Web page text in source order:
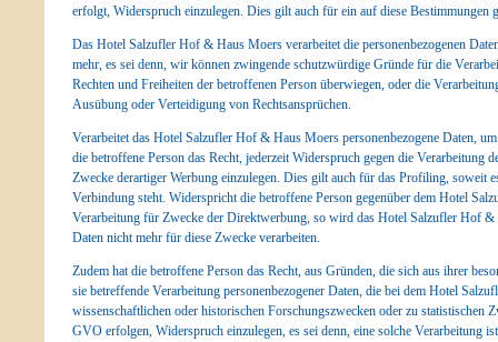
erfolgt, Widerspruch einzulegen. Dies gilt auch für ein auf diese Bestimmungen
Das Hotel Salzufler Hof & Haus Moers verarbeitet die personenbezogenen
mehr, es sei denn, wir können zwingende schutzwürdige Gründe für die
Rechten und Freiheiten der betroffenen Person überwiegen, oder die
Ausübung oder Verteidigung von Rechtsansprüchen.
Verarbeitet das Hotel Salzufler Hof & Haus Moers personenbezogene Daten,
die betroffene Person das Recht, jederzeit Widerspruch gegen die Verarbeitung
Zwecke derartiger Werbung einzulegen. Dies gilt auch für das Profiling, soweit
Verbindung steht. Widerspricht die betroffene Person gegenüber dem Hotel
Verarbeitung für Zwecke der Direktwerbung, so wird das Hotel Salzufler Hof &
Daten nicht mehr für diese Zwecke verarbeiten.
Zudem hat die betroffene Person das Recht, aus Gründen, die sich aus ihrer
sie betreffende Verarbeitung personenbezogener Daten, die bei dem Hotel
wissenschaftlichen oder historischen Forschungszwecken oder zu statistischen
GVO erfolgen, Widerspruch einzulegen, es sei denn, eine solche Verarbeitung